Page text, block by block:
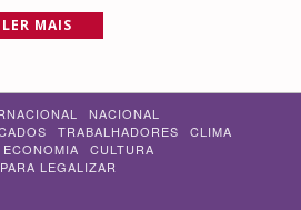
LER MAIS
NACIONAL
TRABALHADORES
CLIMA
ECONOMIA
CULTURA
LEGALIZAR